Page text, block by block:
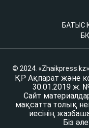
БАТЫС
© 2024.
ҚР Ақпарат және
30.01.2019 ж. №
Сайт
мақсатта толық
иесінің
Біз